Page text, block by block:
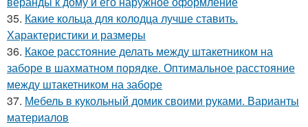
35. Какие кольца для колодца лучше ставить.
Характеристики и размеры
36. Какое расстояние делать между штакетником на
заборе в шахматном порядке. Оптимальное расстояние
между штакетником на заборе
37. Мебель в кукольный домик своими руками. Варианты
материалов